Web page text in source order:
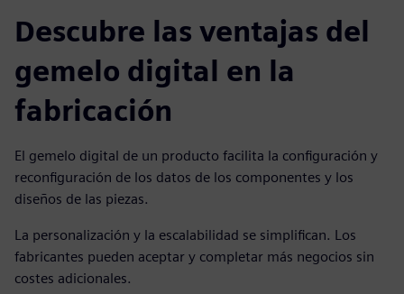
Descubre las ventajas del
gemelo digital en la
fabricación
El gemelo digital de un producto facilita la configuración y
reconfiguración de los datos de los componentes y los
diseños de las piezas.
La personalización y la escalabilidad se simplifican. Los
fabricantes pueden aceptar y completar más negocios sin
costes adicionales.